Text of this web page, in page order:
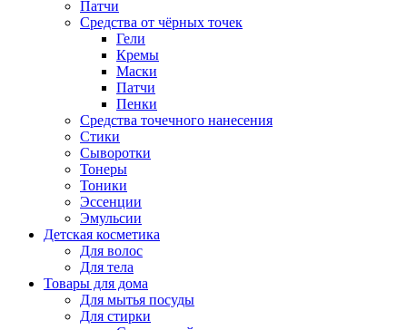
Патчи
Средства от чёрных точек
Гели
Кремы
Маски
Патчи
Пенки
Средства точечного нанесения
Стики
Сыворотки
Тонеры
Тоники
Эссенции
Эмульсии
Детская косметика
Для волос
Для тела
Товары для дома
Для мытья посуды
Для стирки